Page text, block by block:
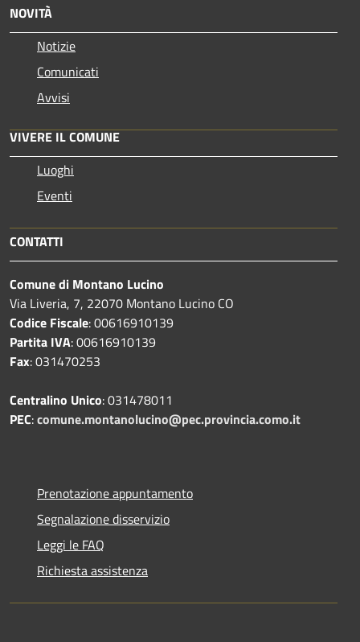
NOVITÀ
Notizie
Comunicati
Avvisi
VIVERE IL COMUNE
Luoghi
Eventi
CONTATTI
Comune di Montano Lucino
Via Liveria, 7, 22070 Montano Lucino CO
Codice Fiscale: 00616910139
Partita IVA: 00616910139
Fax: 031470253
Centralino Unico: 031478011
PEC:comune.montanolucino@pec.provincia.como.it
Prenotazione appuntamento
Segnalazione disservizio
Leggi le FAQ
Richiesta assistenza